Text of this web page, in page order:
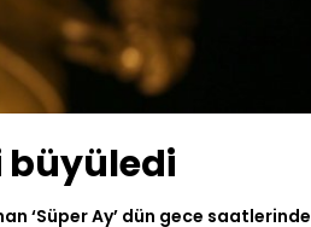
büyüledi
‘Süper Ay’ dün gece saatlerinde